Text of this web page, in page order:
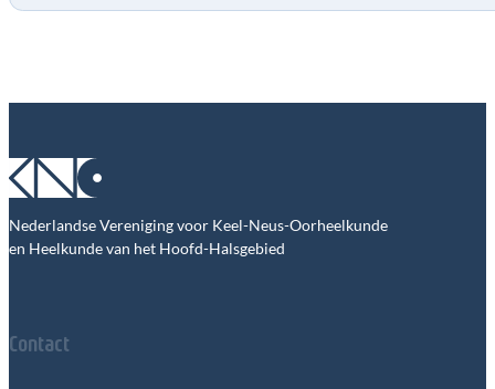
Nederlandse Vereniging voor Keel-Neus-Oorheelkunde
en Heelkunde van het Hoofd-Halsgebied
Contact